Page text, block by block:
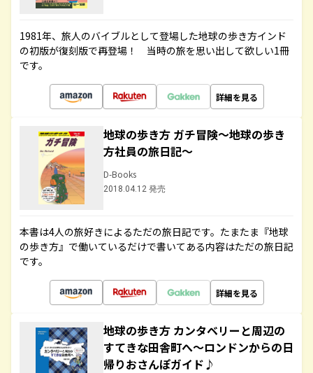
1981年、旅人のバイブルとして登場した地球の歩き方インド
の初版が復刻版で再登場！ 当時の旅を思い出して欲しい1冊
です。
詳細を見る
地球の歩き方 ガチ冒険～地球の歩き
方社員の旅日記～
D-Books
2018.04.12 発売
本書は4人の旅好きによるただの旅日記です。たまたま『地球
の歩き方』で働いているだけで書いてある内容はただの旅日記
です。
詳細を見る
地球の歩き方 カンタベリーと周辺の
すてきな田舎町へ～ロンドンからの日
帰りおさんぽガイド♪